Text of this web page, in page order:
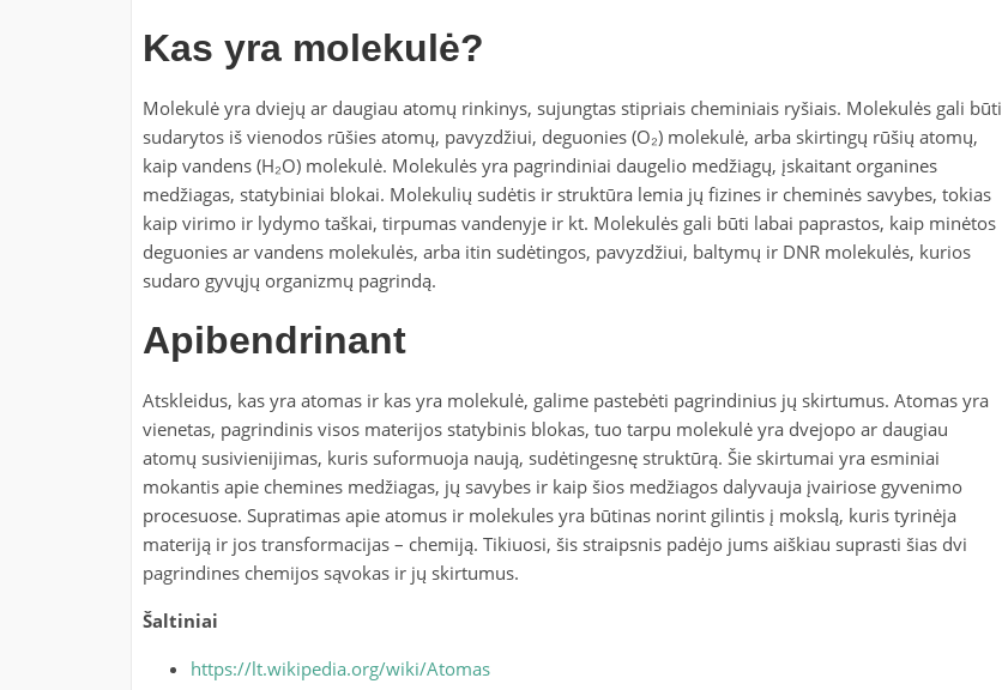
Kas yra molekulė?
Molekulė yra dviejų ar daugiau atomų rinkinys, sujungtas stipriais cheminiais ryšiais. Molekulės gali būti
sudarytos iš vienodos rūšies atomų, pavyzdžiui, deguonies (O₂) molekulė, arba skirtingų rūšių atomų,
kaip vandens (H₂O) molekulė. Molekulės yra pagrindiniai daugelio medžiagų, įskaitant organines
medžiagas, statybiniai blokai. Molekulių sudėtis ir struktūra lemia jų fizines ir cheminės savybes, tokias
kaip virimo ir lydymo taškai, tirpumas vandenyje ir kt. Molekulės gali būti labai paprastos, kaip minėtos
deguonies ar vandens molekulės, arba itin sudėtingos, pavyzdžiui, baltymų ir DNR molekulės, kurios
sudaro gyvųjų organizmų pagrindą.
Apibendrinant
Atskleidus, kas yra atomas ir kas yra molekulė, galime pastebėti pagrindinius jų skirtumus. Atomas yra
vienetas, pagrindinis visos materijos statybinis blokas, tuo tarpu molekulė yra dvejopo ar daugiau
atomų susivienijimas, kuris suformuoja naują, sudėtingesnę struktūrą. Šie skirtumai yra esminiai
mokantis apie chemines medžiagas, jų savybes ir kaip šios medžiagos dalyvauja įvairiose gyvenimo
procesuose. Supratimas apie atomus ir molekules yra būtinas norint gilintis į mokslą, kuris tyrinėja
materiją ir jos transformacijas – chemiją. Tikiuosi, šis straipsnis padėjo jums aiškiau suprasti šias dvi
pagrindines chemijos sąvokas ir jų skirtumus.
Šaltiniai
https://lt.wikipedia.org/wiki/Atomas